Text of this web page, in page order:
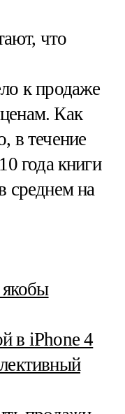
что
к продаже
Как
в течение
года книги
среднем на
якобы
в iPhone 4